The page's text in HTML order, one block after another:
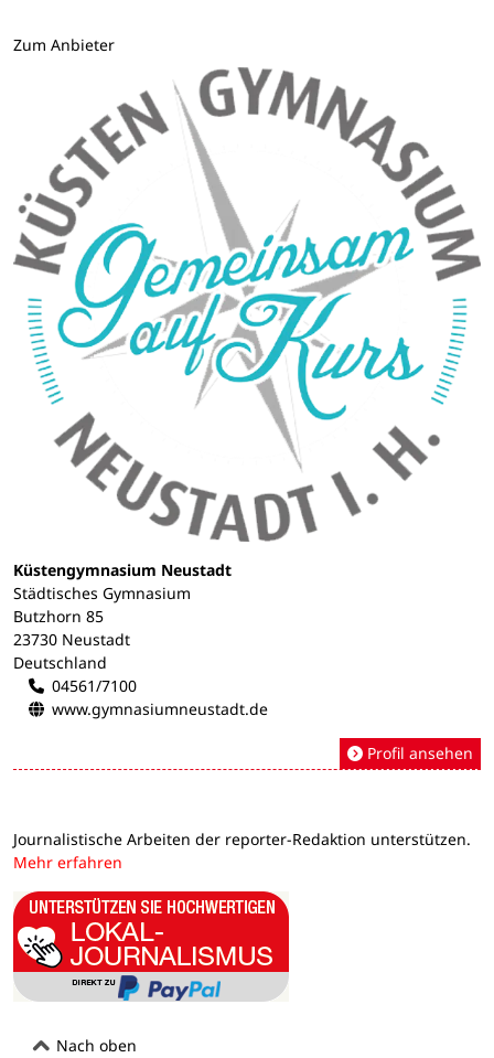
Zum Anbieter
Küstengymnasium Neustadt
Städtisches Gymnasium
Butzhorn 85
23730 Neustadt
Deutschland
04561/7100
www.gymnasiumneustadt.de
Profil ansehen
Journalistische Arbeiten der reporter-Redaktion unterstützen.
Mehr erfahren
Nach oben